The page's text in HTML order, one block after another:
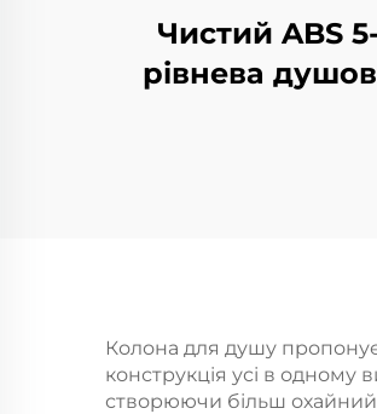
Чистий ABS 5-
рівнева
антизабивна
розсипь для
Колона для душу
конструкція усі в одному
створюючи більш охайний